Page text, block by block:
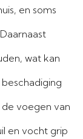
en soms
wat kan
voegen van
en vocht grip